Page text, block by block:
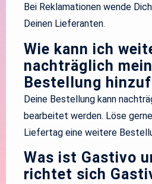
Bei Reklamationen wende
Deinen Lieferanten.
Wie kann ich
nachträglich
Bestellung
Deine Bestellung kann
bearbeitet werden. Löse
Liefertag eine weitere
Was ist Gastivo
richtet sich